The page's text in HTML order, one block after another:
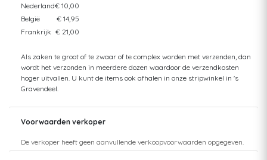
Nederland€ 10,00
België
€ 14,95
Frankrijk € 21,00
Als zaken te groot of te zwaar of te complex worden met verzenden, dan
wordt het verzonden in meerdere dozen waardoor de verzendkosten
hoger uitvallen. U kunt de items ook afhalen in onze stripwinkel in 's
Gravendeel.
Voorwaarden verkoper
De verkoper heeft geen aanvullende verkoopvoorwaarden opgegeven.